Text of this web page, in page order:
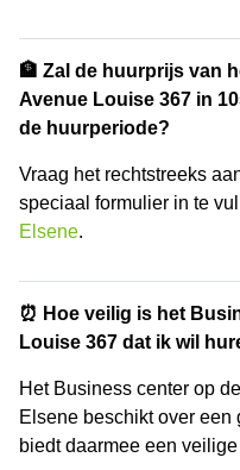
🏦 Zal de huurprijs van
Avenue Louise 367 in
de huurperiode?
Vraag het rechtstreeks
speciaal formulier in te
Elsene.
⏰ Hoe veilig is het
Louise 367 dat ik wil
Het Business center op
Elsene beschikt over een
biedt daarmee een